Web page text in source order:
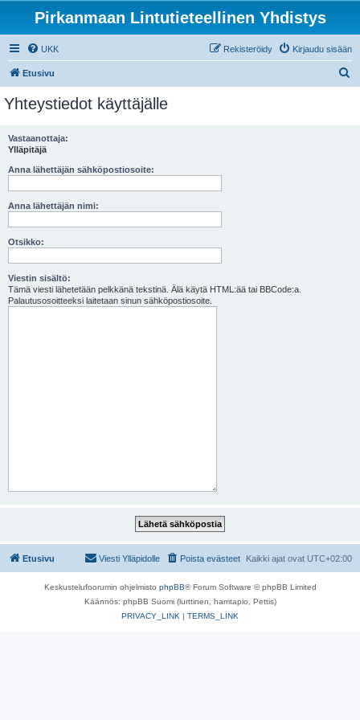
Pirkanmaan Lintutieteellinen Yhdistys
UKK Kirjaudu sisään
Rekisteröidy
Etusivu
Yhteystiedot käyttäjälle
Vastaanottaja:
Ylläpitäjä
Anna lähettäjän sähköpostiosoite:
Anna lähettäjän nimi:
Otsikko:
Viestin sisältö:
Tämä viesti lähetetään pelkkänä tekstinä. Älä käytä HTML:ää tai BBCode:a.
Palautusosoitteeksi laitetaan sinun sähköpostiosoite.
Etusivu Kaikki ajat ovat UTC+02:00
Poista evästeet
Viesti Ylläpidolle
Keskustelufoorumin ohjelmisto phpBB® Forum Software © phpBB Limited
Käännös: phpBB Suomi (lurttinen, harritapio, Pettis)
PRIVACY_LINK | TERMS_LINK